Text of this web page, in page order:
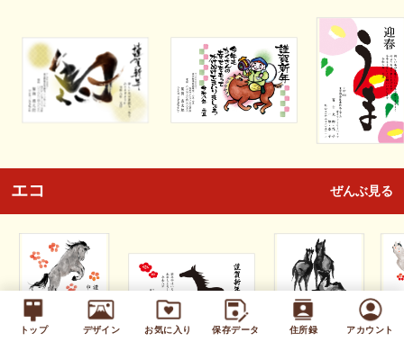
トップ デザイン お気に入り 保存データ 住所録 アカウント
エコ ぜんぶ見る